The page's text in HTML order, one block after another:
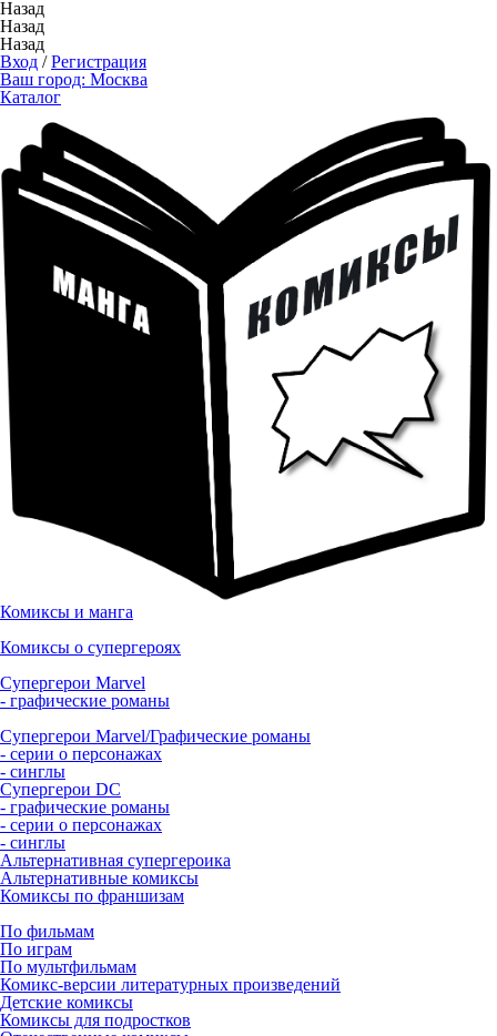
Назад
Назад
Назад
Вход /Регистрация
Ваш город: Москва
Каталог
Комиксы и манга
Комиксы о супергероях
Супергерои Marvel
- графические романы
Супергерои Marvel/Графические романы
- серии о персонажах
- синглы
Супергерои DC
- графические романы
- серии о персонажах
- синглы
Альтернативная супергероика
Альтернативные комиксы
Комиксы по франшизам
По фильмам
По играм
По мультфильмам
Комикс-версии литературных произведений
Детские комиксы
Комиксы для подростков